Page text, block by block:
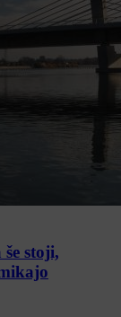
stoji,